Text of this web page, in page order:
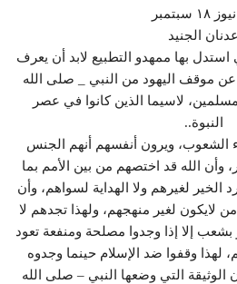
سبتمبر
عدنان الجنيد
بها ممهدو التطبيع لابد أن يعرف
عن موقف اليهود من النبي _ صلى الله
لاسيما الذين كانوا في عصر
النبوة..
الشعوب، ويرون أنفسهم أنهم الجنس
وأن الله قد اختصهم من بين الأمم بما
لغيرهم ولا الهداية لسواهم، وأن
لايكون لغير منهجهم، ولهذا تجدهم لا
إلا إذا وجدوا مصلحة ومنفعة تعود
لهذا وقفوا ضد الإسلام حينما وجدوه
التي وضعها النبي – صلى الله